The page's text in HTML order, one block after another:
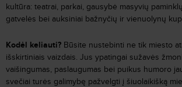
kultūra: teatrai, parkai, gausybė masyvių
gatvelės bei auksiniai bažnyčių ir vienuolynų
Kodėl keliauti? Būsite nustebinti ne tik miesto
išskirtiniais vaizdais. Jus ypatingai sužavės
vaišingumas, paslaugumas bei puikus humoro
svečiai turės galimybę pažvelgti į šiuolaikišką